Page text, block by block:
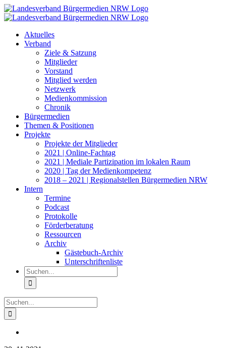
Zum
Inhalt
Aktuelles
Verband
Ziele & Satzung
Mitglieder
Vorstand
Mitglied werden
Netzwerk
Medienkommission
Chronik
Bürgermedien
Themen & Positionen
Projekte
Projekte der Mitglieder
2021 | Online-Fachtag
2021 | Mediale Partizipation im lokalen Raum
2020 | Tag der Medienkompetenz
2018 – 2021 | Regionalstellen Bürgermedien NRW
Intern
Termine
Podcast
Protokolle
Förderberatung
Ressourcen
Archiv
Gästebuch-Archiv
Unterschriftenliste
Suche
nach:
Suche
nach: